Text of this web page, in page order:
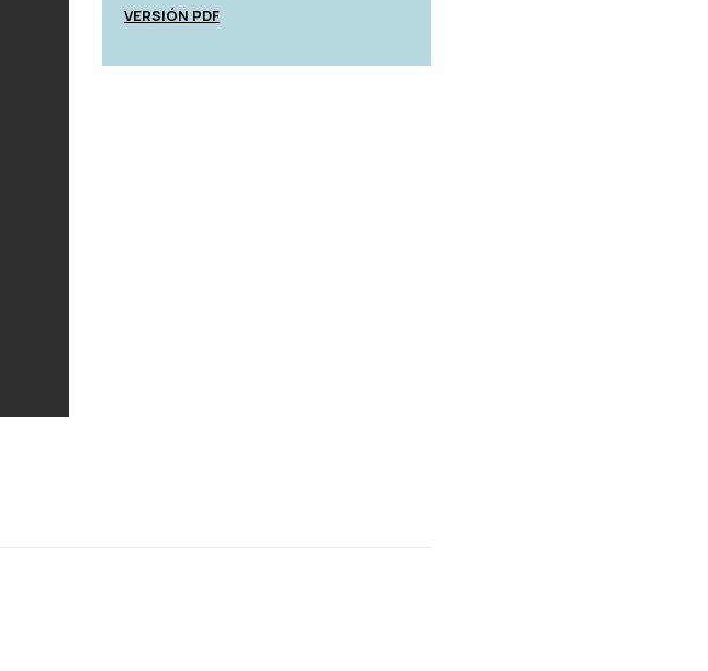
VERSIÓN PDF